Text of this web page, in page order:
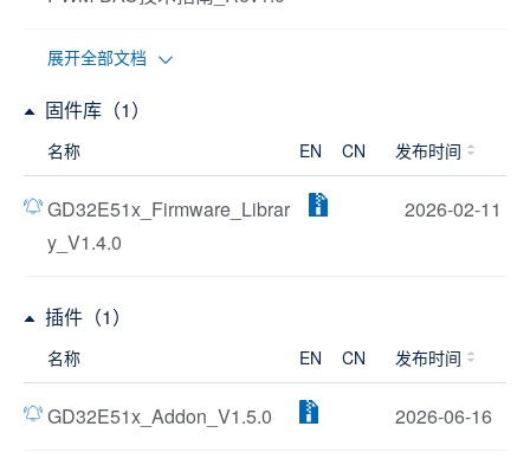
展开全部文档
固件库（1）
名称 EN CN 发布时间
GD32E51x_Firmware_Librar
y_V1.4.0
2026-02-11
插件（1）
名称 EN CN 发布时间
GD32E51x_Addon_V1.5.0 2026-06-16